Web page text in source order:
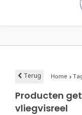
Terug Home
Producten
vliegvisreel